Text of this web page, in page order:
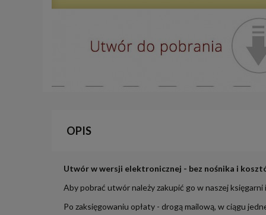
OPIS
Utwór w wersji elektronicznej - bez nośnika i
Aby pobrać utwór należy zakupić go w naszej
Po zaksięgowaniu opłaty - drogą mailową, w ciągu